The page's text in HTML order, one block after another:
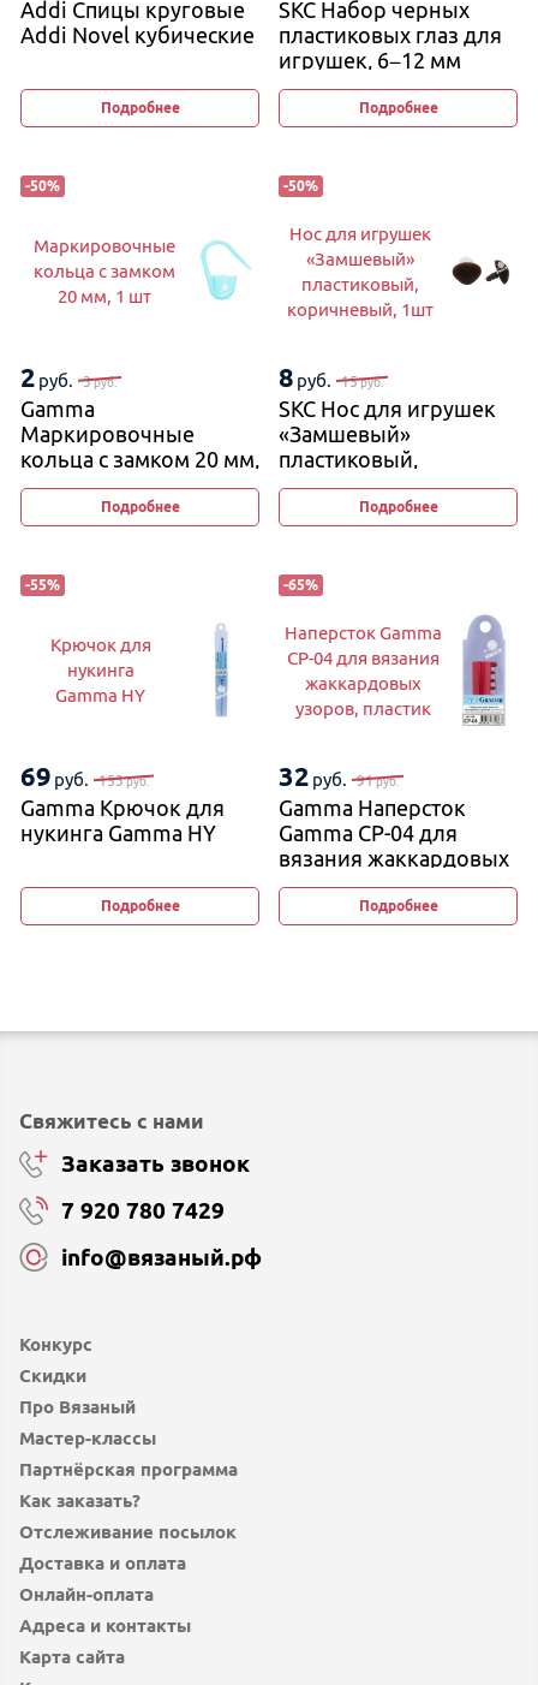
Addi Спицы круговые
Addi Novel кубические
Подробнее
SKC Набор черных
пластиковых глаз для
игрушек, 6−12 мм
Подробнее
-50%
Маркировочные
кольца с замком
20 мм, 1 шт
2 руб. 3руб.
Gamma
Маркировочные
кольца с замком 20 мм,
1 шт
Подробнее
-50%
Нос для игрушек
«Замшевый»
пластиковый,
коричневый, 1шт
8 руб. 15руб.
SKC Нос для игрушек
«Замшевый»
пластиковый,
коричневый, 1шт
Подробнее
-55%
Крючок для
нукинга
Gamma HY
69 руб. 153руб.
Gamma Крючок для
нукинга Gamma HY
Подробнее
-65%
Наперсток Gamma
CP-04 для вязания
жаккардовых
узоров, пластик
32 руб. 91руб.
Gamma Наперсток
Gamma CP-04 для
вязания жаккардовых
узоров, пластик
Подробнее
Конкурс
Скидки
Про Вязаный
Мастер-классы
Партнёрская программа
Как заказать?
Отслеживание посылок
Доставка и оплата
Онлайн-оплата
Адреса и контакты
Карта сайта
Свяжитесь с нами
Заказать звонок
7 920 780 7429
info@вязаный.рф